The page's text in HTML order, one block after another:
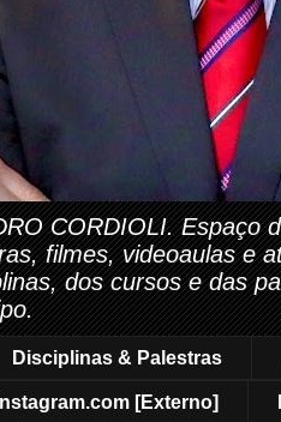
CORDIOLI. Espaço
filmes, videoaulas e
dos cursos e das
Disciplinas & Palestras
Instagram.com [Externo]